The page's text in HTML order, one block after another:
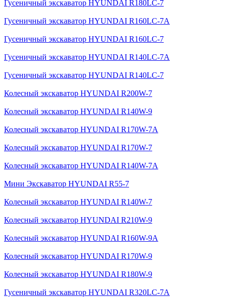
Гусеничный экскаватор HYUNDAI R180LC-7
Гусеничный экскаватор HYUNDAI R160LC-7A
Гусеничный экскаватор HYUNDAI R160LC-7
Гусеничный экскаватор HYUNDAI R140LC-7A
Гусеничный экскаватор HYUNDAI R140LC-7
Колесный экскаватор HYUNDAI R200W-7
Колесный экскаватор HYUNDAI R140W-9
Колесный экскаватор HYUNDAI R170W-7A
Колесный экскаватор HYUNDAI R170W-7
Колесный экскаватор HYUNDAI R140W-7A
Мини Экскаватор HYUNDAI R55-7
Колесный экскаватор HYUNDAI R140W-7
Колесный экскаватор HYUNDAI R210W-9
Колесный экскаватор HYUNDAI R160W-9A
Колесный экскаватор HYUNDAI R170W-9
Колесный экскаватор HYUNDAI R180W-9
Гусеничный экскаватор HYUNDAI R320LC-7A